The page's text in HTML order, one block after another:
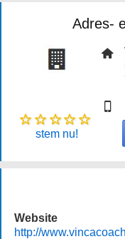
Adres-
stem nu!
Website
http://